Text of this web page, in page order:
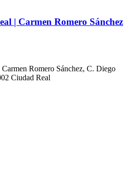
| Carmen Romero Sánchez
Romero Sánchez, C. Diego
Ciudad Real